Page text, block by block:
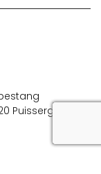
Puisserguier